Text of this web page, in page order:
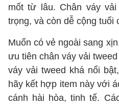
mốt từ lâu. Chân váy
trọng, và còn dễ cộng tuổi
Muốn có vẻ ngoài sang
ưu tiên chân váy vải
váy vải tweed khá nổi
hãy kết hợp item này với
cánh hài hòa, tinh tế.